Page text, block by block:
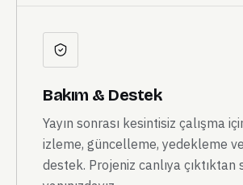
Bakım & Destek
Yayın sonrası kesintisiz çalışma
izleme, güncelleme, yedekleme
destek. Projeniz canlıya çıktıktan